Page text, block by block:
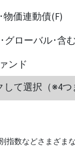
物価連動債(F)
グローバル･含
ンド
て選択（※4つ
数などさまざま